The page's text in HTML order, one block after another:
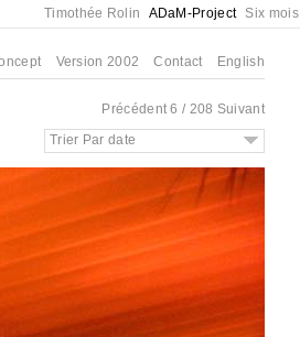
Timothée Rolin ADaM-Project Six mois
Version 2002 Contact English
Précédent 6 / 208 Suivant
Trier Par date